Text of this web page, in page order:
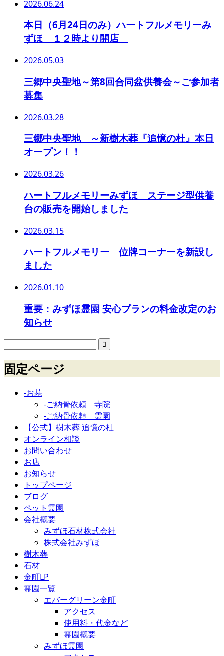
2026.06.24
本日（6月24日のみ）ハートフルメモリーみ
ずほ １２時より開店
2026.05.03
三郷中央聖地～第8回合同盆供養会～ご参加者
募集
2026.03.28
三郷中央聖地 ～新樹木葬『追憶の杜』本日
オープン！！
2026.03.26
ハートフルメモリーみずほ ステージ型供養
台の販売を開始しました
2026.03.15
ハートフルメモリー 位牌コーナーを新設し
ました
2026.01.10
重要：みずほ霊園 安心プランの料金改定のお
知らせ
固定ページ
-お墓
-ご納骨依頼 寺院
-ご納骨依頼 霊園
【公式】樹木葬 追憶の杜
オンライン相談
お問い合わせ
お店
お知らせ
トップページ
ブログ
ペット霊園
会社概要
みずほ石材株式会社
株式会社みずほ
樹木葬
石材
金町LP
霊園一覧
エバーグリーン金町
アクセス
使用料・代金など
霊園概要
みずほ霊園